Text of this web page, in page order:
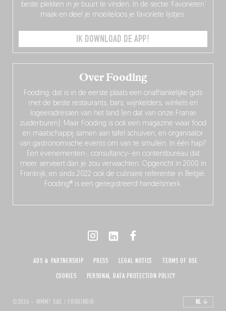
Over Fooding
Fooding, dat is in de eerste plaats een onafhankelijke gids
met de beste restaurants, bars, wijnkelders, winkels en
logeeradressen van het land (en dat van onze Franse
zuiderburen). Maar Fooding is ook een magazine waar food
en maatschappij samen aan tafel schuiven, en organisator
van gastronomische events om van te smullen. In één hap?
Een evenementen-, consultancy- en contentbureau dat
meer serveert dan je zou verwachten. Opgericht in 2000 in
Frankrijk, en sinds 2022 ook de culinaire referentie in België.
Fooding® is een geregistreerd handelsmerk.
beste plekken in je buurt te vinden. In de sectie ‘Favorieten’
maak en deel je moeiteloos je favoriete lijstjes.
IK DOWNLOAD DE APP!
©2026 – MMM! SAS / FOODING®
ADS & PARTNERSHIP PRESS LEGAL NOTICE
TERMS OF USE
COOKIES
PERSONAL DATA PROTECTION POLICY
NL